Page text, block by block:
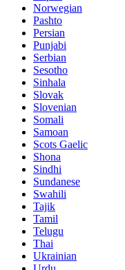
Norwegian
Pashto
Persian
Punjabi
Serbian
Sesotho
Sinhala
Slovak
Slovenian
Somali
Samoan
Scots Gaelic
Shona
Sindhi
Sundanese
Swahili
Tajik
Tamil
Telugu
Thai
Ukrainian